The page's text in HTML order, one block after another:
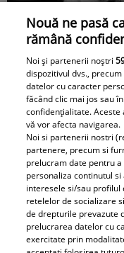
Mesaj
Răducu, la 9
„Vocea
continuă să
Proiecte
Nouă ne pasă
rămână
Noi și partenerii noștri
dispozitivul dvs.,
datelor cu caracter
făcând clic mai jos sau
confidențialitate.
vă vor afecta navigarea.
Noi si partenerii nostri
partenere, precum si
prelucram date pentru
personaliza continutul
interesele si/sau
retelelor de socializare
de drepturile prevazute
prelucrarea datelor cu
exercitate prin